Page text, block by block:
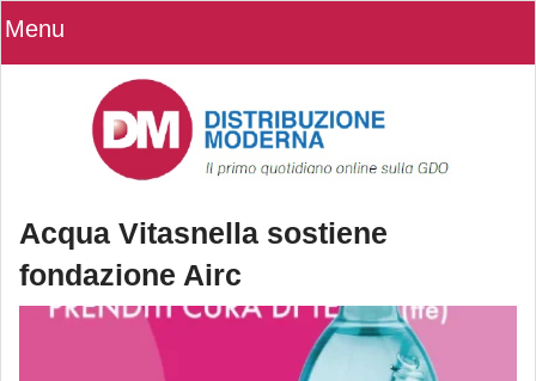
Menu
Acqua Vitasnella sostiene
fondazione Airc